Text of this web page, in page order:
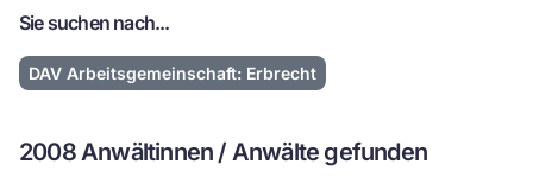
Sie suchen nach...
DAV Arbeitsgemeinschaft: Erbrecht
2008 Anwältinnen / Anwälte gefunden